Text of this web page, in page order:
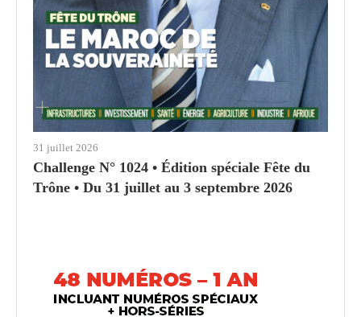
31 juillet 2026
Challenge N° 1024 • Édition spéciale Fête du
Trône • Du 31 juillet au 3 septembre 2026